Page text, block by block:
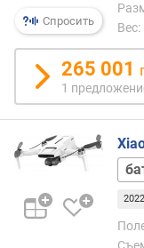
а
к
с
.
в
р
м
я
о
л
Спросить
Вес:
265 001
1